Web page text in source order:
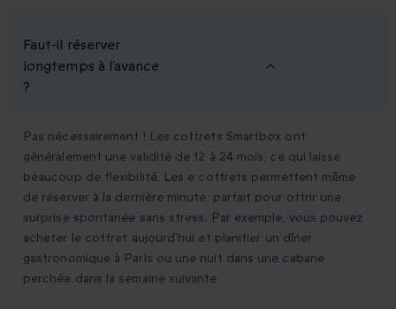
Faut-il réserver
longtemps à l’avance
?
Pas nécessairement ! Les coffrets Smartbox ont
généralement une validité de 12 à 24 mois, ce qui laisse
beaucoup de flexibilité. Les e coffrets permettent même
de réserver à la dernière minute, parfait pour offrir une
surprise spontanée sans stress. Par exemple, vous pouvez
acheter le coffret aujourd’hui et planifier un dîner
gastronomique à Paris ou une nuit dans une cabane
perchée dans la semaine suivante.